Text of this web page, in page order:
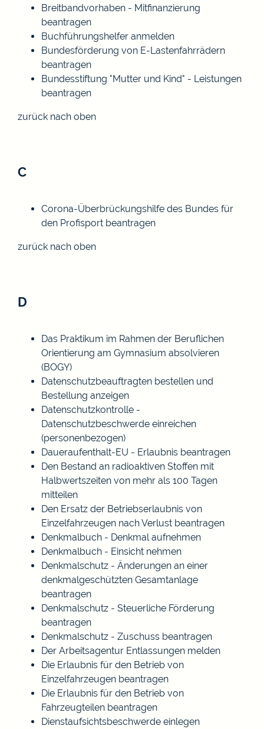
Breitbandvorhaben - Mitfinanzierung
beantragen
Buchführungshelfer anmelden
Bundesförderung von E-Lastenfahrrädern
beantragen
Bundesstiftung "Mutter und Kind" - Leistungen
beantragen
zurück nach oben
C
Corona-Überbrückungshilfe des Bundes für
den Profisport beantragen
zurück nach oben
D
Das Praktikum im Rahmen der Beruflichen
Orientierung am Gymnasium absolvieren
(BOGY)
Datenschutzbeauftragten bestellen und
Bestellung anzeigen
Datenschutzkontrolle -
Datenschutzbeschwerde einreichen
(personenbezogen)
Daueraufenthalt-EU - Erlaubnis beantragen
Den Bestand an radioaktiven Stoffen mit
Halbwertszeiten von mehr als 100 Tagen
mitteilen
Den Ersatz der Betriebserlaubnis von
Einzelfahrzeugen nach Verlust beantragen
Denkmalbuch - Denkmal aufnehmen
Denkmalbuch - Einsicht nehmen
Denkmalschutz - Änderungen an einer
denkmalgeschützten Gesamtanlage
beantragen
Denkmalschutz - Steuerliche Förderung
beantragen
Denkmalschutz - Zuschuss beantragen
Der Arbeitsagentur Entlassungen melden
Die Erlaubnis für den Betrieb von
Einzelfahrzeugen beantragen
Die Erlaubnis für den Betrieb von
Fahrzeugteilen beantragen
Dienstaufsichtsbeschwerde einlegen